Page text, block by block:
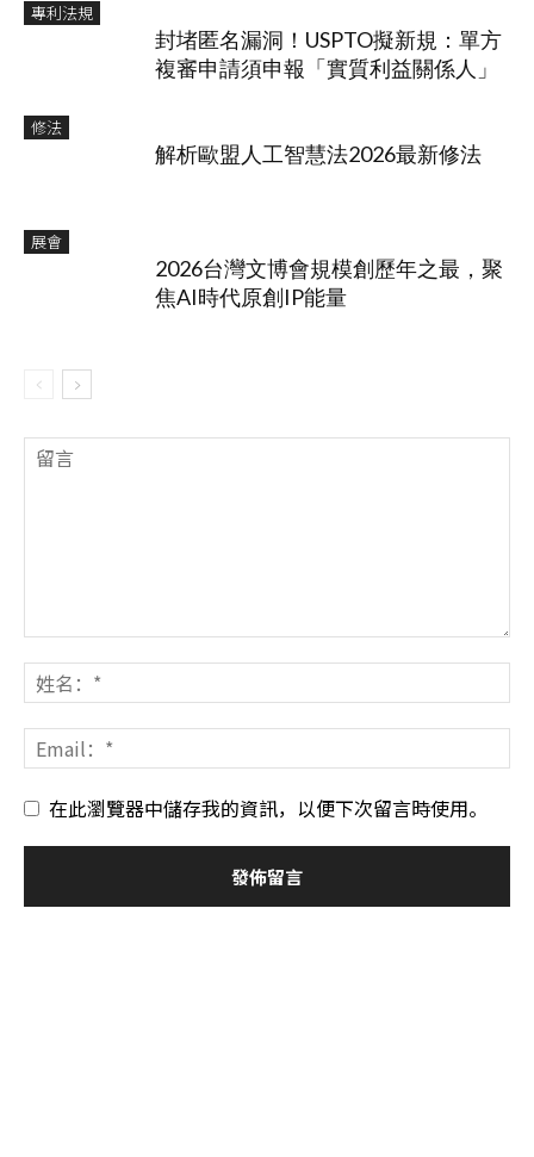
專利法規
封堵匿名漏洞！USPTO擬新規：單方
複審申請須申報「實質利益關係人」
修法
解析歐盟人工智慧法2026最新修法
展會
2026台灣文博會規模創歷年之最，聚
焦AI時代原創IP能量
在此瀏覽器中儲存我的資訊，以便下次留言時使用。